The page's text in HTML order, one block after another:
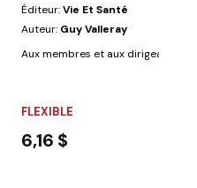
les plus petits de la maison, et dans
Éditeur:Vie Et Santé
Auteur: Guy Valleray
Aux membres et aux dirigeants
FLEXIBLE
6,16 $